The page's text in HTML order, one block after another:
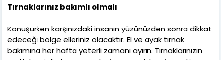
Tırnaklarınız bakımlı olmalı
Konuşurken karşınızdaki insanın yüzünüzden sonra dikkat
edeceği bölge elleriniz olacaktır. El ve ayak tırnak
bakımına her hafta yeterli zamanı ayırın. Tırnaklarınızın